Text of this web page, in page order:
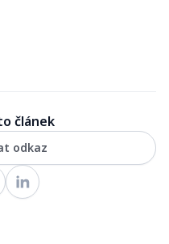
článek
odkaz